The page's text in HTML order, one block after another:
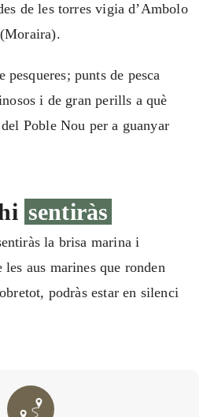
de les torres vigia d’Ambolo
pesqueres; punts de pesca
i de gran perills a què
Poble Nou per a guanyar
sentiràs
la brisa marina i
aus marines que ronden
podràs estar en silenci